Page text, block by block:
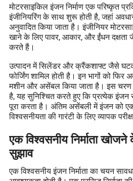
मोटरसाइकिल इंजन निर्माण एक परिष्कृत
इंजीनियरिंग के साथ शुरू होती है, जहां
अनुवादित किया जाता है। इंजीनियर
खाने के लिए पावर, आकार, और ईंधन दक्षता
करते हैं।
उत्पादन में सिलेंडर और क्रैंकशाफ्ट जैसे
फोर्जिंग शामिल होती है। इन भागों को
मशीन और असेंबल किया जाता है। इस चरण
है, यह सुनिश्चित करते हुए कि प्रत्येक इंजन
पूरा करता है। अंतिम असेंबली में इंजन को
विश्वसनीयता की गारंटी के लिए व्यापक
एक विश्वसनीय निर्माता
सुझाव
एक विश्वसनीय इंजन निर्माता का चयन